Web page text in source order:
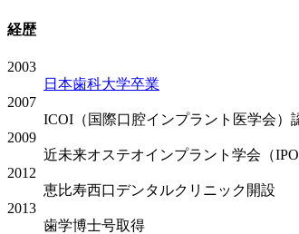
経歴
2003
日本歯科大学卒業
2007
ICOI（国際口腔インプラント医学会）
2009
近未来オステオインプラント学会（
2012
恵比寿西口デンタルクリニック開設
2013
歯学博士号取得